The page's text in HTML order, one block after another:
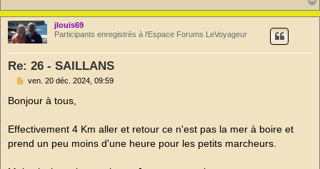
u
jlouis69
Participants enregistrés à l'Espace Forums LeVoyageur
Re: 26 - SAILLANS
M
s
s
g
e
n
ven. 20 déc. 2024, 09:59
Bonjour à tous,
Effectivement 4 Km aller et retour ce n'est pas la mer à boire et
prend un peu moins d'une heure pour les petits marcheurs.